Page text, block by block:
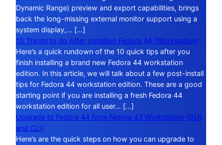
Dynamic Range) preview and export capabilities, brings
back the long-missing external monitor support using a
system display,… […]
10 Things to do After Installing Fedora 44 (Workstation)
Here’s a quick rundown of the 10 quick tips after you
finish installing a brand new Fedora 44 workstation
edition. In this article, we will talk about a few post-install
tips for Fedora 44 workstation edition. These are a good
starting point if you are installing a fresh Fedora 44
workstation edition for all user… […]
Upgrade to Fedora 44 from Fedora 43 Workstation (GUI
and CLI)
Here’s are the quick steps on how you can upgrade to